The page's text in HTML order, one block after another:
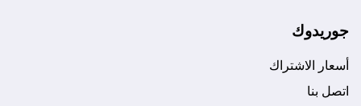
جوريدوك
أسعار الاشتراك
اتصل بنا